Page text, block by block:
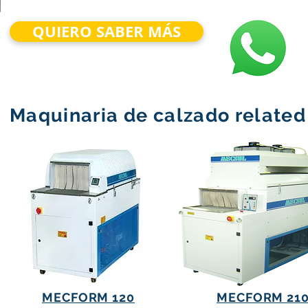
Maquinaria de calzado related
QUIERO SABER MÁS
MECFORM 120 MECFORM 210